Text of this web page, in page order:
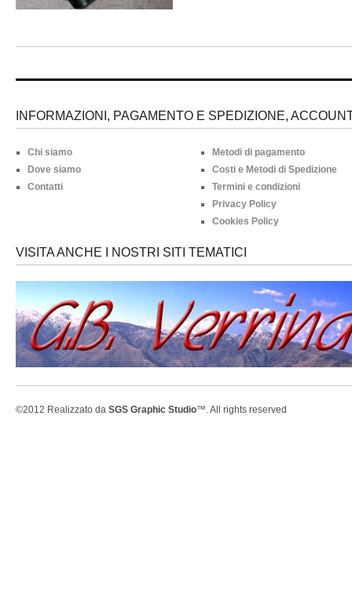
INFORMAZIONI, PAGAMENTO E SPEDIZIONE,
Chi siamo
Dove siamo
Contatti
Metodi di pagamento
Costi e Metodi di Spedizione
Termini e condizioni
Privacy Policy
Cookies Policy
VISITA ANCHE I NOSTRI SITI TEMATICI
©2012 Realizzato da SGS Graphic Studio™. All rights reserved